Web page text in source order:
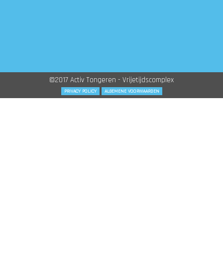
©2017 Activ Tongeren - Vrijetijdscomplex
PRIVACY POLICY ALGEMENE VOORWAARDEN